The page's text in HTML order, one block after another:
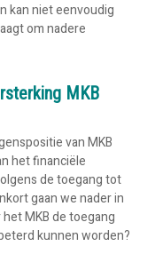
kan niet eenvoudig
om nadere
MKB
van MKB
het financiële
de toegang tot
gaan we nader in
MKB de toegang
kunnen worden?